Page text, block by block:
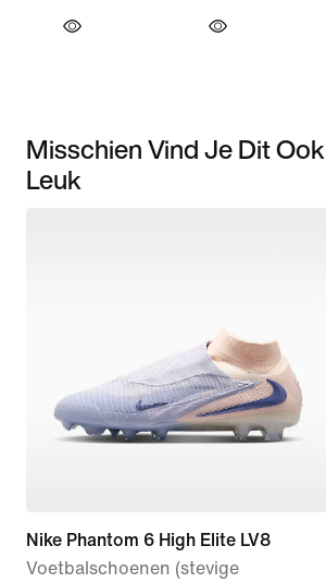
Misschien Vind Je Dit Ook
Leuk
Nike Phantom 6 High Elite LV8
Voetbalschoenen (stevige